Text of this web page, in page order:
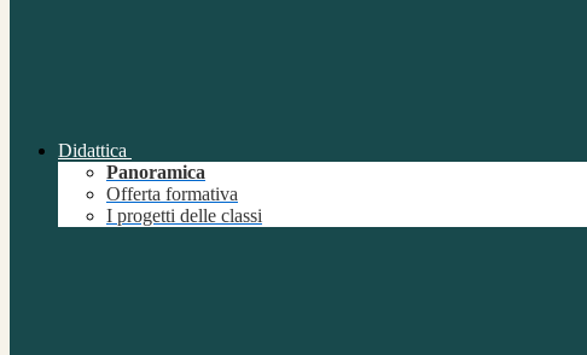
Didattica
Panoramica
Offerta formativa
I progetti delle classi